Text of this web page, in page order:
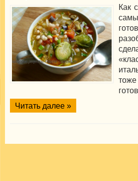
Как
Читать далее »